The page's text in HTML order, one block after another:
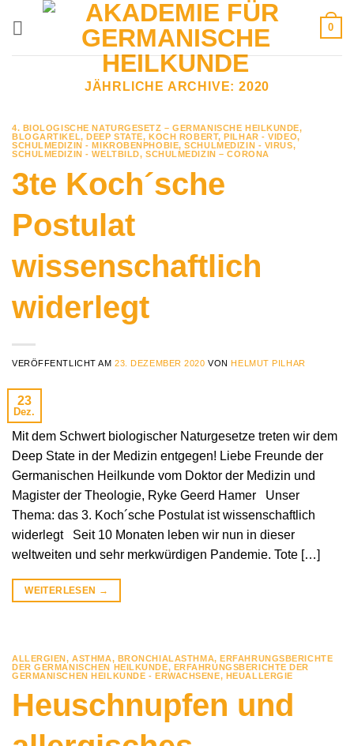
0
JÄHRLICHE ARCHIVE: 2020
4. BIOLOGISCHE NATURGESETZ – GERMANISCHE HEILKUNDE,
BLOGARTIKEL,DEEP STATE,KOCH ROBERT,PILHAR - VIDEO,
SCHULMEDIZIN - MIKROBENPHOBIE,SCHULMEDIZIN - VIRUS,
SCHULMEDIZIN - WELTBILD,SCHULMEDIZIN – CORONA
3te Koch´sche
Postulat
wissenschaftlich
widerlegt
VERÖFFENTLICHT AM23. DEZEMBER 2020 VON HELMUT PILHAR
23
Dez.
Mit dem Schwert biologischer Naturgesetze treten wir dem
Deep State in der Medizin entgegen! Liebe Freunde der
Germanischen Heilkunde vom Doktor der Medizin und
Magister der Theologie, Ryke Geerd Hamer Unser
Thema: das 3. Koch´sche Postulat ist wissenschaftlich
widerlegt Seit 10 Monaten leben wir nun in dieser
weltweiten und sehr merkwürdigen Pandemie. Tote […]
WEITERLESEN →
ALLERGIEN,ASTHMA, BRONCHIALASTHMA,ERFAHRUNGSBERICHTE
DER GERMANISCHEN HEILKUNDE, ERFAHRUNGSBERICHTE DER
GERMANISCHEN HEILKUNDE - ERWACHSENE, HEUALLERGIE
Heuschnupfen und